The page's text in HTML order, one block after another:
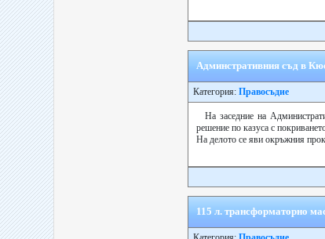
Админстративния съд в
Категория: Правосъдие
На заседние на
решение по казуса с
На делото се яви окръжния
115 л. трансформаторно